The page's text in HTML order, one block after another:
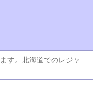
す。北海道でのレジャ